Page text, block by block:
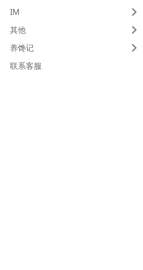
IM
其他
养馋记
联系客服